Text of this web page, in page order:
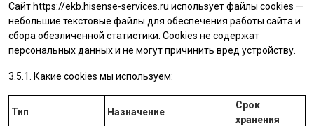
Сайт https://ekb.hisense-services.ru использует файлы cookies —
небольшие текстовые файлы для обеспечения работы сайта и
сбора обезличенной статистики. Cookies не содержат
персональных данных и не могут причинить вред устройству.
3.5.1. Какие cookies мы используем:
Тип Назначение
Срок
хранения